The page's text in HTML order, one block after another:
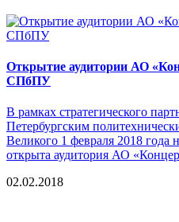
Открытие аудитории АО
СПбПУ
В рамках стратегического
Петербургским
Великого 1 февраля 2018 года
открыта аудитория АО
02.02.2018